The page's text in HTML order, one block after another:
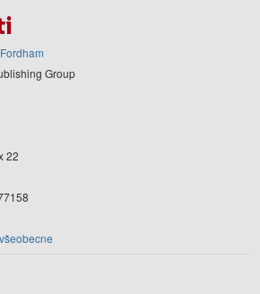
Group
22